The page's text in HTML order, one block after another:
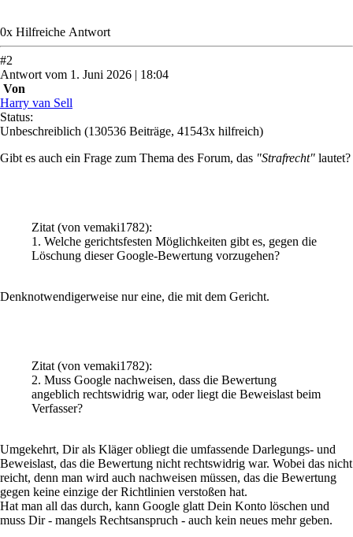
0x Hilfreiche Antwort
#2
Antwort vom 1. Juni 2026 | 18:04
Von
Harry van Sell
Status:
Unbeschreiblich (130536 Beiträge, 41543x hilfreich)
Gibt es auch ein Frage zum Thema des Forum, das "Strafrecht" lautet?
Zitat (von vemaki1782):
1. Welche gerichtsfesten Möglichkeiten gibt es, gegen die
Löschung dieser Google-Bewertung vorzugehen?
Denknotwendigerweise nur eine, die mit dem Gericht.
Zitat (von vemaki1782):
2. Muss Google nachweisen, dass die Bewertung
angeblich rechtswidrig war, oder liegt die Beweislast beim
Verfasser?
Umgekehrt, Dir als Kläger obliegt die umfassende Darlegungs- und
Beweislast, das die Bewertung nicht rechtswidrig war. Wobei das nicht
reicht, denn man wird auch nachweisen müssen, das die Bewertung
gegen keine einzige der Richtlinien verstoßen hat.
Hat man all das durch, kann Google glatt Dein Konto löschen und
muss Dir - mangels Rechtsanspruch - auch kein neues mehr geben.